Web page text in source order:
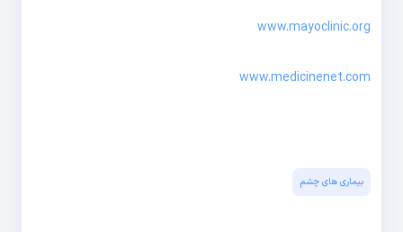
www.mayoclinic.org
www.medicinenet.com
بیماری های چشم